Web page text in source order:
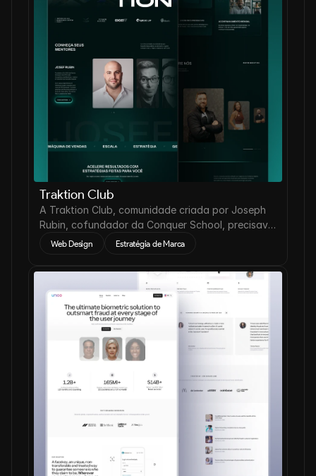
Traktion Club
A Traktion Club, comunidade criada por Joseph
Rubin, cofundador da Conquer School, precisava
reposicionar sua presença digital.
Web Design Estratégia de Marca